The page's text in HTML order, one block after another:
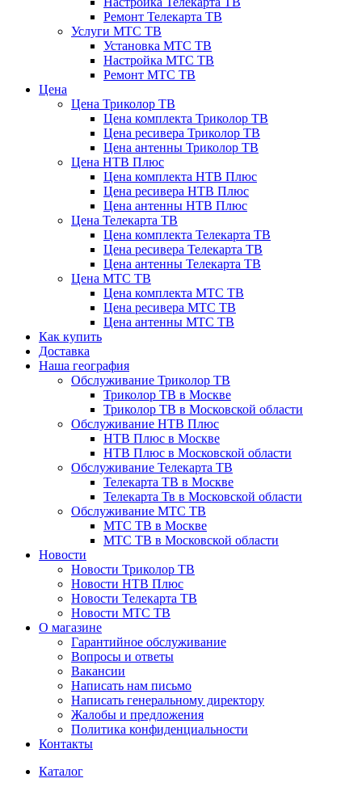
Ремонт Телекарта ТВ
Услуги МТС ТВ
Установка МТС ТВ
Настройка МТС ТВ
Ремонт МТС ТВ
Цена
Цена Триколор ТВ
Цена комплекта Триколор ТВ
Цена ресивера Триколор ТВ
Цена антенны Триколор ТВ
Цена НТВ Плюс
Цена комплекта НТВ Плюс
Цена ресивера НТВ Плюс
Цена антенны НТВ Плюс
Цена Телекарта ТВ
Цена комплекта Телекарта ТВ
Цена ресивера Телекарта ТВ
Цена антенны Телекарта ТВ
Цена МТС ТВ
Цена комплекта МТС ТВ
Цена ресивера МТС ТВ
Цена антенны МТС ТВ
Как купить
Доставка
Наша география
Обслуживание Триколор ТВ
Триколор ТВ в Москве
Триколор ТВ в Московской области
Обслуживание НТВ Плюс
НТВ Плюс в Москве
НТВ Плюс в Московской области
Обслуживание Телекарта ТВ
Телекарта ТВ в Москве
Телекарта Тв в Московской области
Обслуживание МТС ТВ
МТС ТВ в Москве
МТС ТВ в Московской области
Новости
Новости Триколор ТВ
Новости НТВ Плюс
Новости Телекарта ТВ
Новости МТС ТВ
О магазине
Гарантийное обслуживание
Вопросы и ответы
Вакансии
Написать нам письмо
Написать генеральному директору
Жалобы и предложения
Политика конфиденциальности
Контакты
Каталог